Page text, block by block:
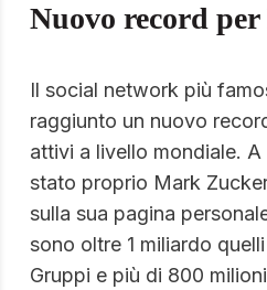
Nuovo record per
Il social network più
raggiunto un nuovo
attivi a livello mondiale. A
stato proprio Mark
sulla sua pagina
sono oltre 1 miliardo
Gruppi e più di 800